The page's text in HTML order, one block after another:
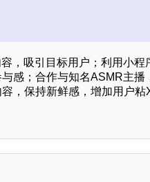
，吸引目标用户；利用小程
感；合作与知名ASMR主播
，保持新鲜感，增加用户粘X